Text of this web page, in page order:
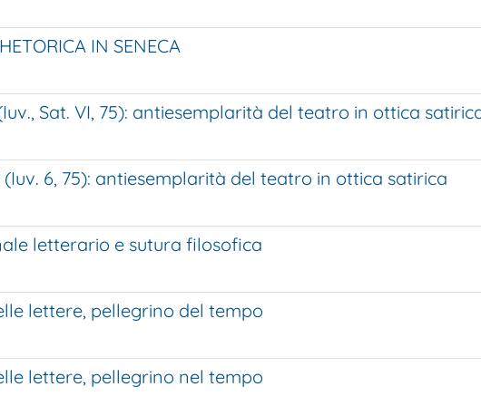
IN SENECA
Sat. VI, 75): antiesemplarità del teatro in ottica
6, 75): antiesemplarità del teatro in ottica satirica
letterario e sutura filosofica
lettere, pellegrino del tempo
lettere, pellegrino nel tempo